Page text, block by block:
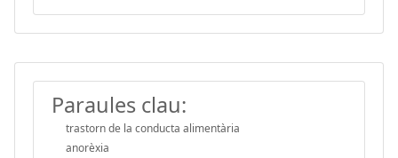
Paraules clau:
trastorn de la conducta alimentària
anorèxia